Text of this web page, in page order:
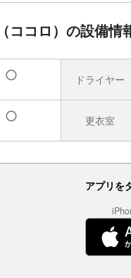
ココロ）の設備情
ドライヤー
更衣室
アプリを